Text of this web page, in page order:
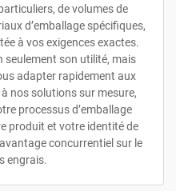
de volumes de
d’emballage spécifiques,
à vos exigences exactes.
seulement son utilité, mais
adapter rapidement aux
nos solutions sur mesure,
processus d’emballage
produit et votre identité de
concurrentiel sur le
engrais.